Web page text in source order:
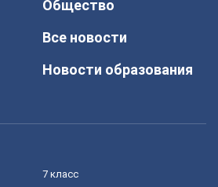
Общество
Все новости
Новости образования
7 класс